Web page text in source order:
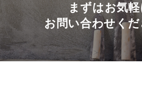
まずはお気
お問い合わせく